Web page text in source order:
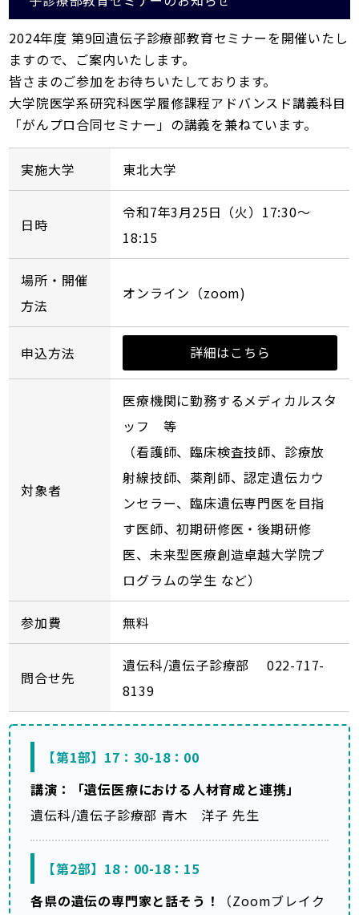
2024年度 第9回遺伝子診療部教育セミナーを開催いたし
ますので、ご案内いたします。
皆さまのご参加をお待ちいたしております。
大学院医学系研究科医学履修課程アドバンスド講義科目
「がんプロ合同セミナー」の講義を兼ねています。
実施大学 東北大学
日時
令和7年3月25日（火）17:30～
18:15
場所・開催
方法
オンライン（zoom)
申込方法 詳細はこちら
対象者
医療機関に勤務するメディカルスタ
ッフ 等
（看護師、臨床検査技師、診療放
射線技師、薬剤師、認定遺伝カウ
ンセラー、臨床遺伝専門医を目指
す医師、初期研修医・後期研修
医、未来型医療創造卓越大学院プ
ログラムの学生 など）
参加費 無料
問合せ先
遺伝科/遺伝子診療部 022-717-
8139
【第1部】17：30-18：00
講演：「遺伝医療における人材育成と連携」
遺伝科/遺伝子診療部 青木 洋子 先生
【第2部】18：00-18：15
各県の遺伝の専門家と話そう！
（Zoomブレイク